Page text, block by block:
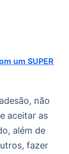
um SUPER
não
aceitar as
além de
fazer